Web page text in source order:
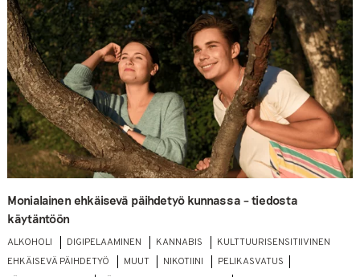
Monialainen ehkäisevä päihdetyö kunnassa – tiedosta
käytäntöön
ALKOHOLI DIGIPELAAMINEN KANNABIS
KULTTUURISENSITIIVINEN
EHKÄISEVÄ PÄIHDETYÖ
MUUT NIKOTIINI
PELIKASVATUS